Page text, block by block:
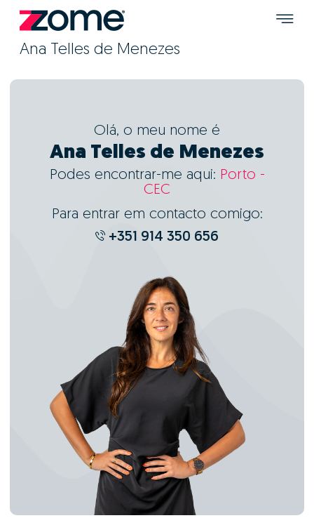
Ana Telles de Menezes
Olá, o meu nome é
Ana Telles de Menezes
Podes encontrar-me aqui: Porto -
CEC
Para entrar em contacto comigo:
+351 914 350 656